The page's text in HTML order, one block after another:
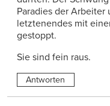
Paradies der Arbeiter
letztenendes mit
gestoppt.
Sie sind fein raus.
Antworten